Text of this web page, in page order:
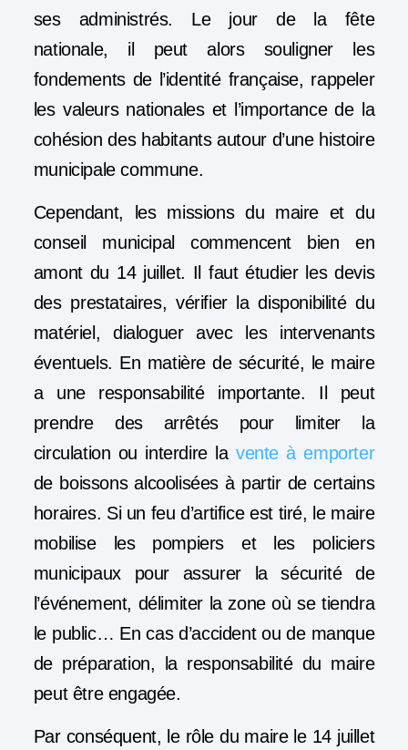
ses administrés. Le jour de la fête
nationale, il peut alors souligner les
fondements de l’identité française, rappeler
les valeurs nationales et l’importance de la
cohésion des habitants autour d’une histoire
municipale commune.
Cependant, les missions du maire et du
conseil municipal commencent bien en
amont du 14 juillet. Il faut étudier les devis
des prestataires, vérifier la disponibilité du
matériel, dialoguer avec les intervenants
éventuels. En matière de sécurité, le maire
a une responsabilité importante. Il peut
prendre des arrêtés pour limiter la
circulation ou interdire lavente à emporter
de boissons alcoolisées à partir de certains
horaires. Si un feu d’artifice est tiré, le maire
mobilise les pompiers et les policiers
municipaux pour assurer la sécurité de
l’événement, délimiter la zone où se tiendra
le public… En cas d’accident ou de manque
de préparation, la responsabilité du maire
peut être engagée.
Par conséquent, le rôle du maire le 14 juillet